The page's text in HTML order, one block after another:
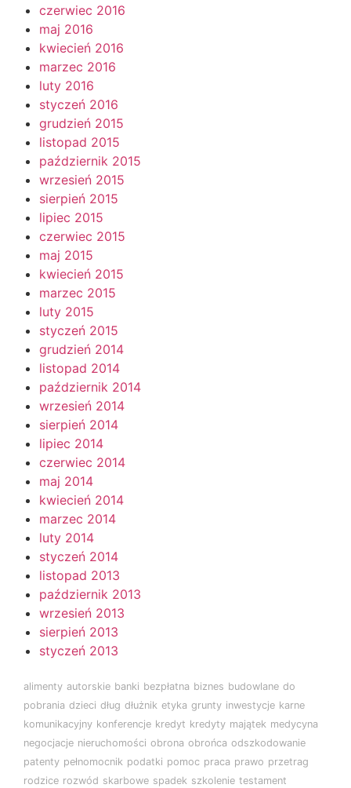
czerwiec 2016
maj 2016
kwiecień 2016
marzec 2016
luty 2016
styczeń 2016
grudzień 2015
listopad 2015
październik 2015
wrzesień 2015
sierpień 2015
lipiec 2015
czerwiec 2015
maj 2015
kwiecień 2015
marzec 2015
luty 2015
styczeń 2015
grudzień 2014
listopad 2014
październik 2014
wrzesień 2014
sierpień 2014
lipiec 2014
czerwiec 2014
maj 2014
kwiecień 2014
marzec 2014
luty 2014
styczeń 2014
listopad 2013
październik 2013
wrzesień 2013
sierpień 2013
styczeń 2013
alimenty autorskie banki bezpłatna biznes budowlane do
pobrania dzieci dług dłużnik etyka grunty inwestycje karne
komunikacyjny konferencje kredyt kredyty majątek medycyna
negocjacje nieruchomości obrona obrońca odszkodowanie
patenty pełnomocnik podatki pomoc praca prawo przetrag
rodzice rozwód skarbowe spadek szkolenie testament